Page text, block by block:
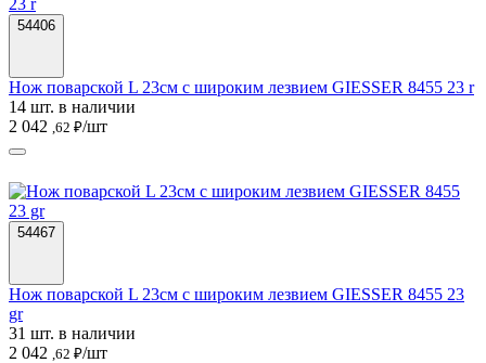
54406
Нож поварской L 23см с широким лезвием GIESSER 8455 23 r
14 шт. в наличии
2 042 ,62 ₽/шт
54467
Нож поварской L 23см с широким лезвием GIESSER 8455 23
gr
31 шт. в наличии
2 042 ,62 ₽/шт